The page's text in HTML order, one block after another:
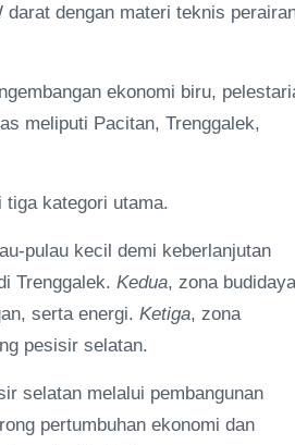
dengan materi teknis
ekonomi biru,
meliputi Pacitan, Trenggalek,
kategori utama.
pulau kecil demi keberlanjutan
Trenggalek. Kedua, zona
serta energi. Ketiga, zona
pesisir selatan.
selatan melalui pembangunan
pertumbuhan ekonomi dan